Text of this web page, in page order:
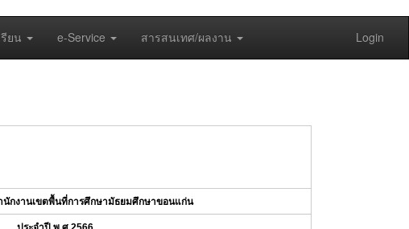
ยน e-Service สารสนเทศ/ผลงาน Login